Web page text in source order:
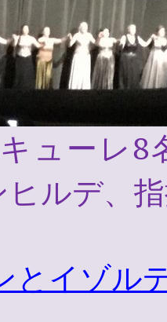
ューレ8
ルデ、
とイゾル